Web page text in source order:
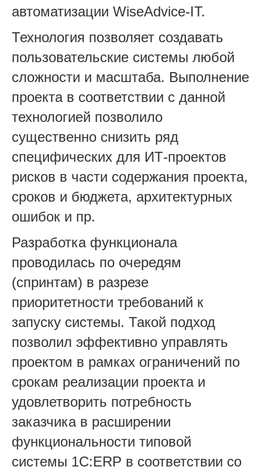
автоматизации WiseAdvice-IT.
Технология позволяет создавать
пользовательские системы любой
сложности и масштаба. Выполнение
проекта в соответствии с данной
технологией позволило
существенно снизить ряд
специфических для ИТ-проектов
рисков в части содержания проекта,
сроков и бюджета, архитектурных
ошибок и пр.
Разработка функционала
проводилась по очередям
(спринтам) в разрезе
приоритетности требований к
запуску системы. Такой подход
позволил эффективно управлять
проектом в рамках ограничений по
срокам реализации проекта и
удовлетворить потребность
заказчика в расширении
функциональности типовой
системы 1С:ERP в соответствии со